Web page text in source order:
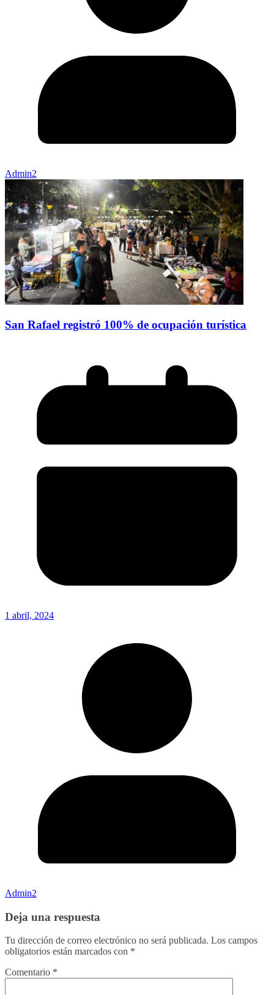
Admin2
San Rafael registró 100% de ocupación turística
1 abril, 2024
Admin2
Deja una respuesta
Tu dirección de correo electrónico no será publicada. Los campos
obligatorios están marcados con *
Comentario *